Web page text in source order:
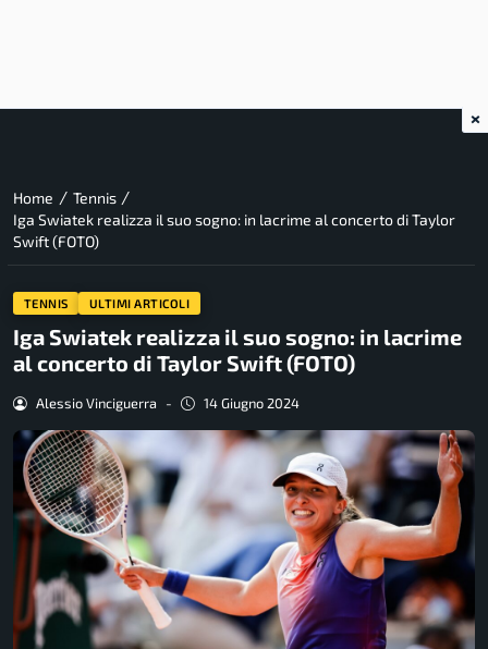
Home / Tennis /
Iga Swiatek realizza il suo sogno: in lacrime al concerto di Taylor
Swift (FOTO)
TENNIS ULTIMI ARTICOLI
Iga Swiatek realizza il suo sogno: in lacrime
al concerto di Taylor Swift (FOTO)
Alessio Vinciguerra - 14 Giugno 2024
×